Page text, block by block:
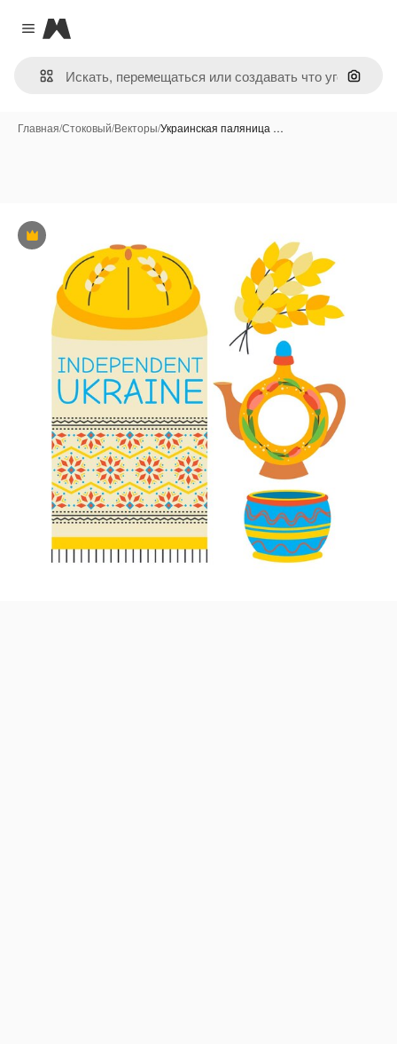
Close menu
Magnific
Поиск
Главная/Стоковый/Векторы/Украинская паляница …
Премиум